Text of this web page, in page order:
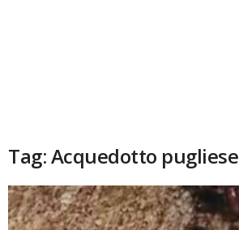
Tag: Acquedotto pugliese